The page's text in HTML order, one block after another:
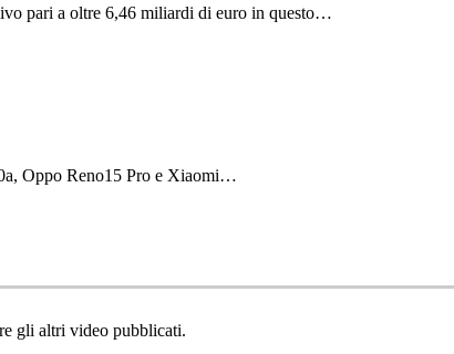
pari a oltre 6,46 miliardi di euro in questo…
Oppo Reno15 Pro e Xiaomi…
gli altri video pubblicati.